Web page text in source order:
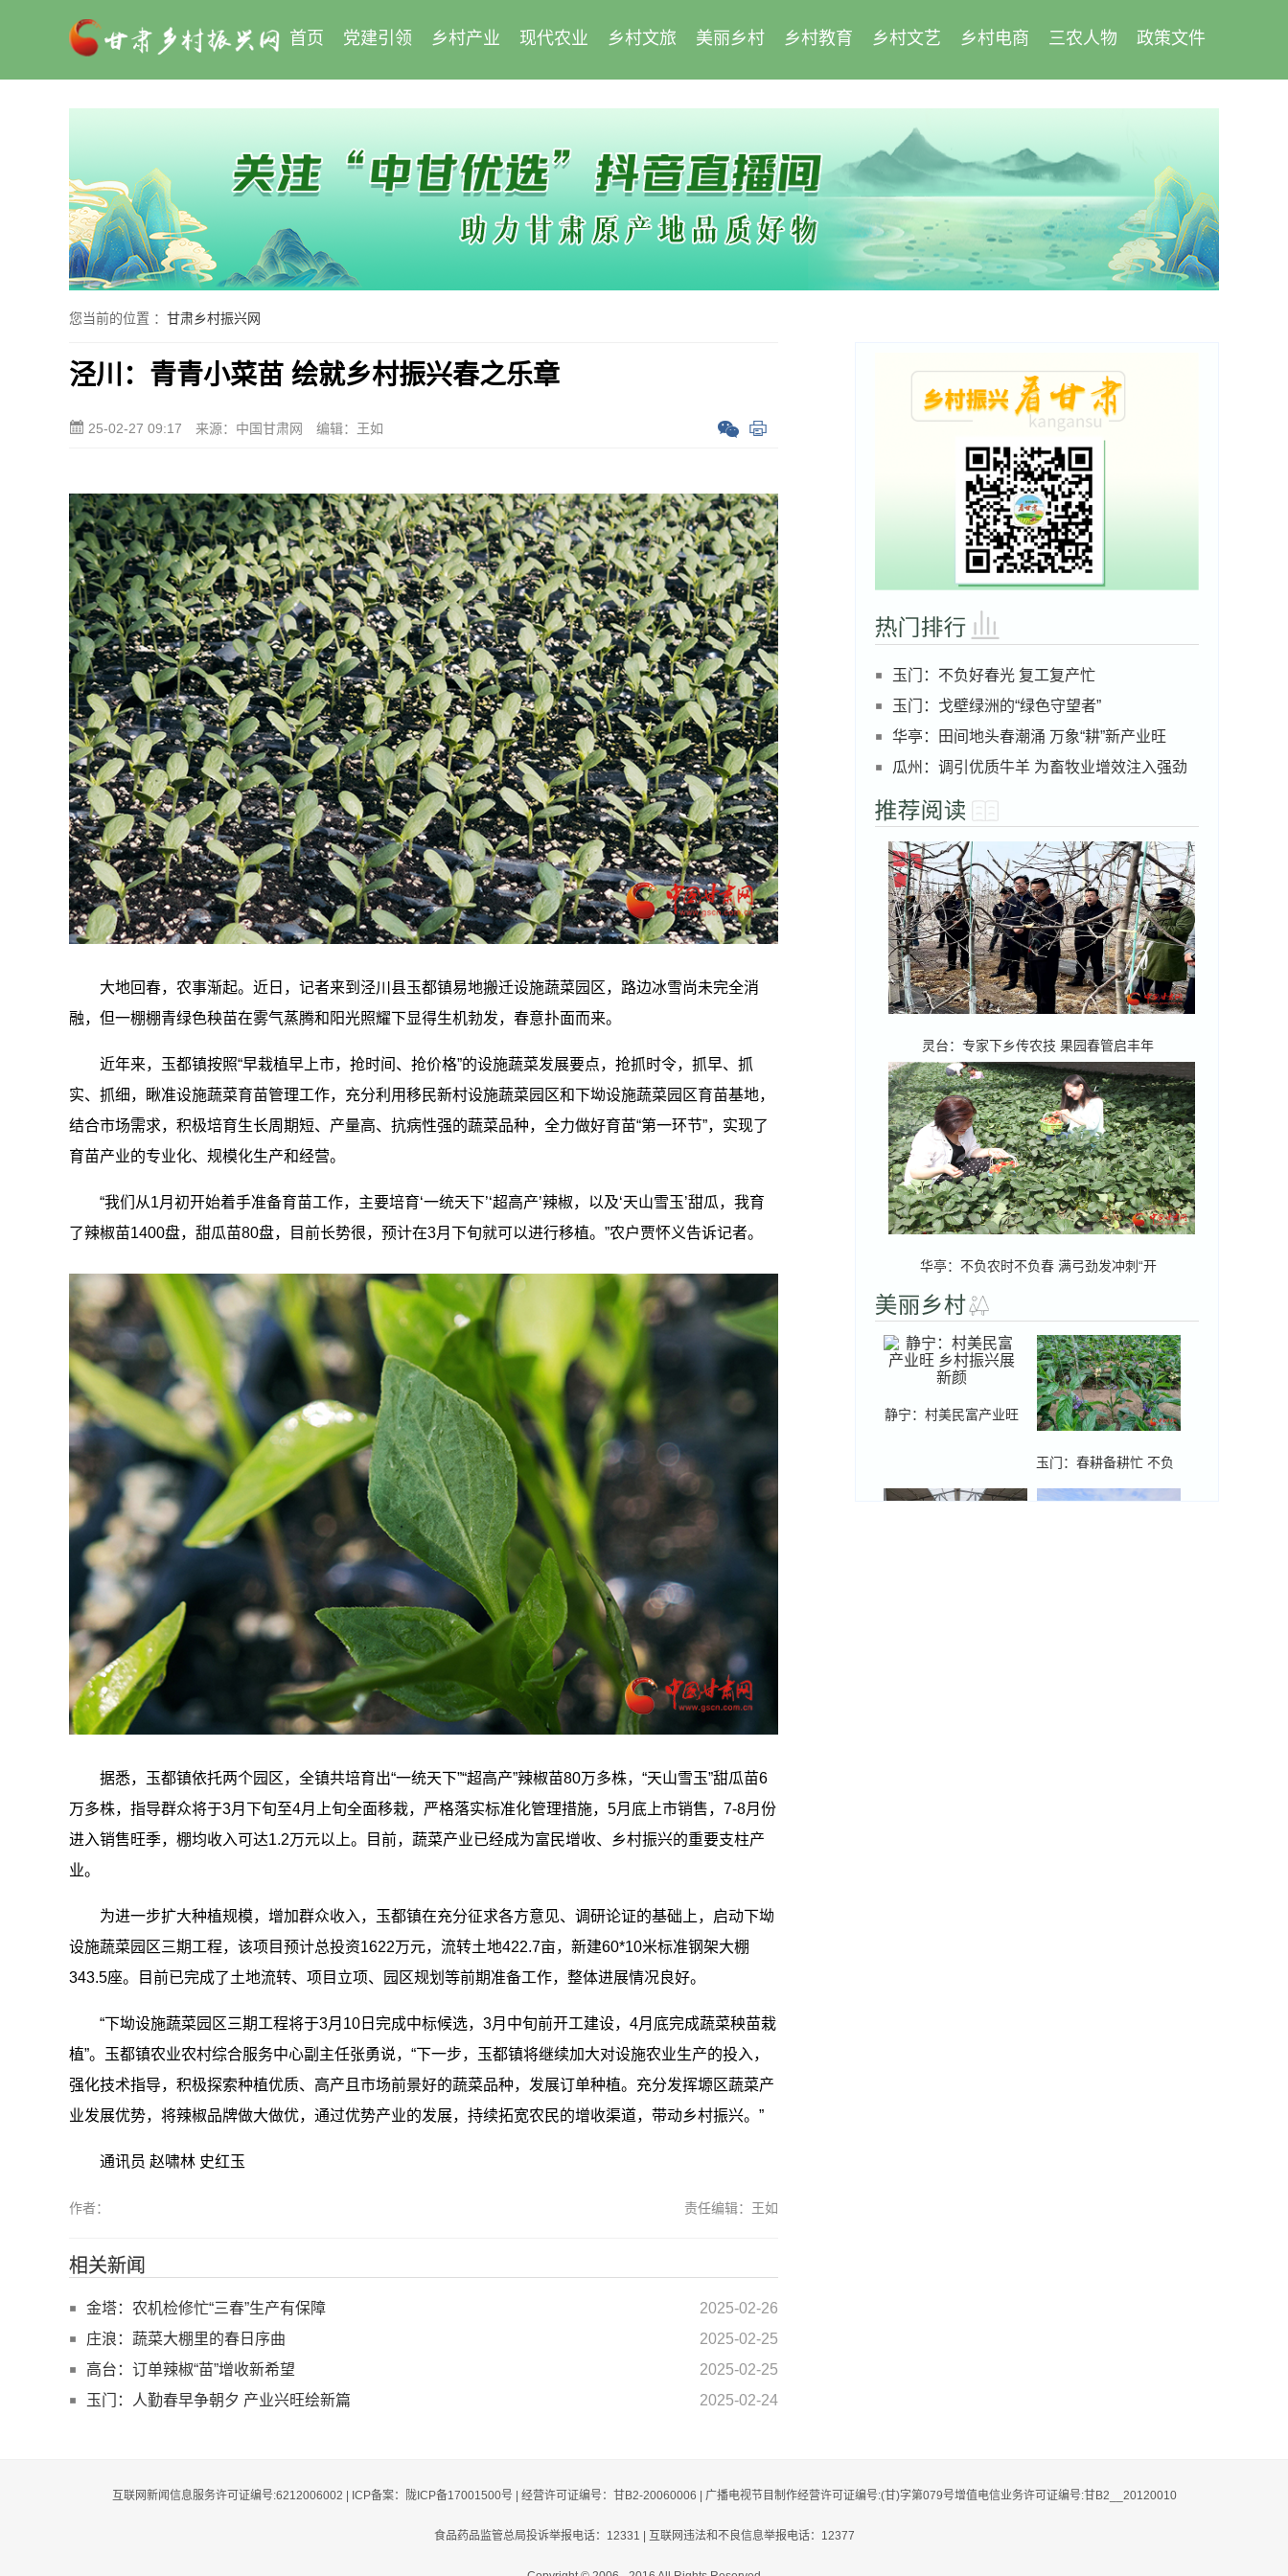
首页 党建引领 乡村产业 现代农业 乡村文旅 美丽乡村 乡村教育 乡村文艺 乡村电商 三农人物 政策文件
您当前的位置 ： 甘肃乡村振兴网
泾川：青青小菜苗 绘就乡村振兴春之乐章
25-02-27 09:17 来源：中国甘肃网 编辑：王如
大地回春，农事渐起。近日，记者来到泾川县玉都镇易地搬迁设施蔬菜园区，路边冰雪尚未完全消
融，但一棚棚青绿色秧苗在雾气蒸腾和阳光照耀下显得生机勃发，春意扑面而来。
近年来，玉都镇按照“早栽植早上市，抢时间、抢价格”的设施蔬菜发展要点，抢抓时令，抓早、抓
实、抓细，瞅准设施蔬菜育苗管理工作，充分利用移民新村设施蔬菜园区和下坳设施蔬菜园区育苗基地，
结合市场需求，积极培育生长周期短、产量高、抗病性强的蔬菜品种，全力做好育苗“第一环节”，实现了
育苗产业的专业化、规模化生产和经营。
“我们从1月初开始着手准备育苗工作，主要培育‘一统天下’‘超高产’辣椒，以及‘天山雪玉’甜瓜，我育
了辣椒苗1400盘，甜瓜苗80盘，目前长势很，预计在3月下旬就可以进行移植。”农户贾怀义告诉记者。
据悉，玉都镇依托两个园区，全镇共培育出“一统天下”“超高产”辣椒苗80万多株，“天山雪玉”甜瓜苗6
万多株，指导群众将于3月下旬至4月上旬全面移栽，严格落实标准化管理措施，5月底上市销售，7-8月份
进入销售旺季，棚均收入可达1.2万元以上。目前，蔬菜产业已经成为富民增收、乡村振兴的重要支柱产
业。
为进一步扩大种植规模，增加群众收入，玉都镇在充分征求各方意见、调研论证的基础上，启动下坳
设施蔬菜园区三期工程，该项目预计总投资1622万元，流转土地422.7亩，新建60*10米标准钢架大棚
343.5座。目前已完成了土地流转、项目立项、园区规划等前期准备工作，整体进展情况良好。
“下坳设施蔬菜园区三期工程将于3月10日完成中标候选，3月中旬前开工建设，4月底完成蔬菜秧苗栽
植”。玉都镇农业农村综合服务中心副主任张勇说，“下一步，玉都镇将继续加大对设施农业生产的投入，
强化技术指导，积极探索种植优质、高产且市场前景好的蔬菜品种，发展订单种植。充分发挥塬区蔬菜产
业发展优势，将辣椒品牌做大做优，通过优势产业的发展，持续拓宽农民的增收渠道，带动乡村振兴。”
通讯员 赵啸林 史红玉
责任编辑：王如
作者：
相关新闻
2025-02-26
金塔：农机检修忙“三春”生产有保障
2025-02-25
庄浪：蔬菜大棚里的春日序曲
2025-02-25
高台：订单辣椒“苗”增收新希望
2025-02-24
玉门：人勤春早争朝夕 产业兴旺绘新篇
玉门：不负好春光 复工复产忙
玉门：戈壁绿洲的“绿色守望者”
华亭：田间地头春潮涌 万象“耕”新产业旺
瓜州：调引优质牛羊 为畜牧业增效注入强劲
活力
灵台：专家下乡传农技 果园春管启丰年
华亭：不负农时不负春 满弓劲发冲刺“开
静宁：村美民富产业旺
玉门：春耕备耕忙 不负
好时光
互联网新闻信息服务许可证编号:6212006002 | ICP备案：陇ICP备17001500号 | 经营许可证编号：甘B2-20060006 | 广播电视节目制作经营许可证编号:(甘)字第079号增值电信业务许可证编号:甘B2__20120010
食品药品监管总局投诉举报电话：12331 | 互联网违法和不良信息举报电话：12377